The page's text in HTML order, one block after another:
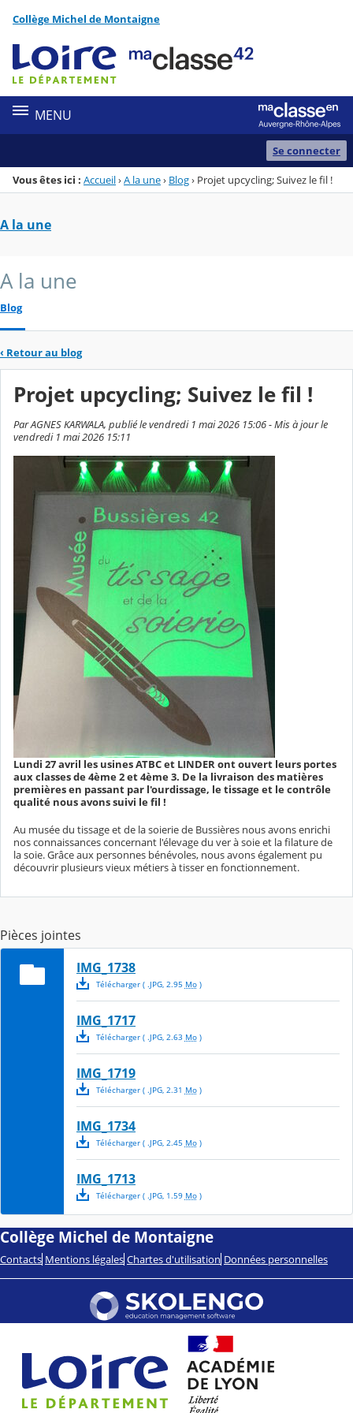
Menu de la rubrique
Contenu
Collège Michel de Montaigne
MENU
Se connecter
Vous êtes ici : Accueil›A la une› Blog› Projet upcycling; Suivez le fil !
A la une
A la une
Blog
‹ Retour au blog
Projet upcycling; Suivez le fil !
Par AGNES KARWALA, publié le vendredi 1 mai 2026 15:06 - Mis à jour le
vendredi 1 mai 2026 15:11
Lundi 27 avril les usines ATBC et LINDER ont ouvert leurs portes
aux classes de 4ème 2 et 4ème 3. De la livraison des matières
premières en passant par l'ourdissage, le tissage et le contrôle
qualité nous avons suivi le fil !
Au musée du tissage et de la soierie de Bussières nous avons enrichi
nos connaissances concernant l'élevage du ver à soie et la filature de
la soie. Grâce aux personnes bénévoles, nous avons également pu
découvrir plusieurs vieux métiers à tisser en fonctionnement.
Pièces jointes
IMG_1738
Télécharger( .JPG, 2.95 Mo)
IMG_1717
Télécharger( .JPG, 2.63 Mo)
IMG_1719
Télécharger( .JPG, 2.31 Mo)
IMG_1734
Télécharger( .JPG, 2.45 Mo)
IMG_1713
Télécharger( .JPG, 1.59 Mo)
Collège Michel de Montaigne
Contacts Mentions légales Chartes d'utilisation Données personnelles